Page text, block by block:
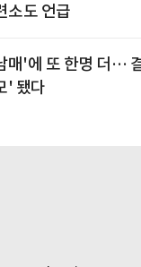
소도 언급
매'에 또 한명 더…
' 됐다